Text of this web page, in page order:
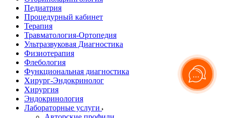
Педиатрия
Процедурный кабинет
Терапия
Травматология-Ортопедия
Ультразвуковая Диагностика
Физиотерапия
Флебология
Функциональная диагностика
Хирург-Эндокринолог
Хирургия
Эндокринология
Лабораторные услуги